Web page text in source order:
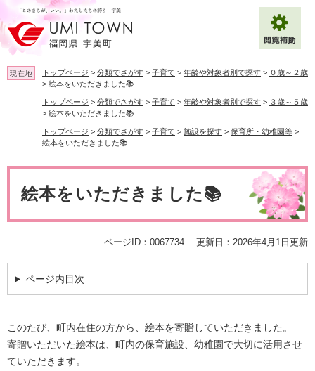
ー
ジ
の
先
頭
ニ
ュ
ー
を
飛
へ
文字サイズ 標準 拡大
背景色変更 白 黒 青
Multilingual（English・中文・한글）
現在地 トップページ > 分類でさがす > 子育て > 年齢や対象者別で探す > ０歳～２歳
> 絵本をいただきました📚
トップページ > 分類でさがす > 子育て > 年齢や対象者別で探す > ３歳～５歳
> 絵本をいただきました📚
トップページ > 分類でさがす > 子育て > 施設を探す > 保育所・幼稚園等 >
絵本をいただきました📚
絵本をいただきました📚
ページID：0067734 更新日：2026年4月1日更新
ページ内目次
このたび、町内在住の方から、絵本を寄贈していただきました。
寄贈いただいた絵本は、町内の保育施設、幼稚園で大切に活用させ
ていただきます。